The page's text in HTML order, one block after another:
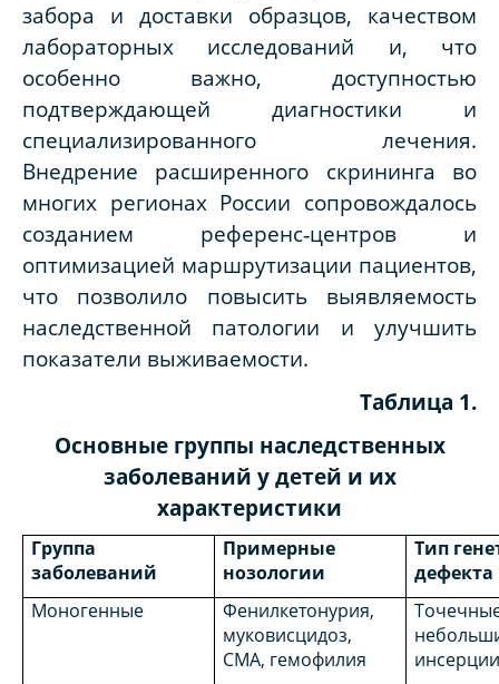
забора и доставки образцов, качеством
лабораторных исследований и, что
особенно важно, доступностью
подтверждающей диагностики и
специализированного лечения.
Внедрение расширенного скрининга во
многих регионах России сопровождалось
созданием референс‑центров и
оптимизацией маршрутизации пациентов,
что позволило повысить выявляемость
наследственной патологии и улучшить
показатели выживаемости.
Таблица 1.
Основные группы наследственных
заболеваний у детей и их
характеристики
Группа
заболеваний
Примерные
нозологии
Тип
дефекта
Моногенные
Фенилкетонурия,
муковисцидоз,
СМА, гемофилия